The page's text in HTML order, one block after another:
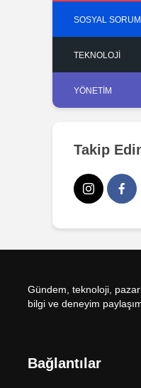
SOSYAL
TEKNOLOJI
YÖNETIM
Takip
Gündem, teknoloji,
bilgi ve deneyim
Bağlantılar